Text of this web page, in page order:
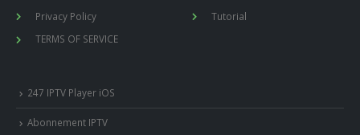
Privacy Policy
TERMS OF SERVICE
Tutorial
247 IPTV Player iOS
Abonnement IPTV